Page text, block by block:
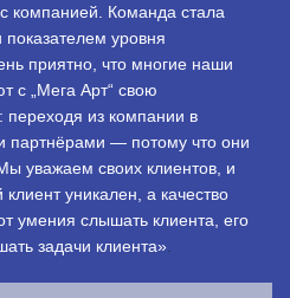
компанией. Команда стала
уровня
приятно, что многие наши
с „Мега Арт“ свою
из компании в
партнёрами — потому что они
уважаем своих клиентов, и
уникален, а качество
умения слышать клиента, его
задачи клиента»